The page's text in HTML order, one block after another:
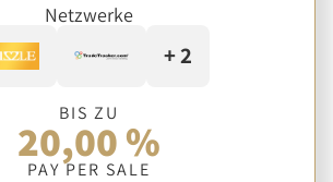
Netzwerke
+ 2
BIS ZU
20,00 %
PAY PER SALE